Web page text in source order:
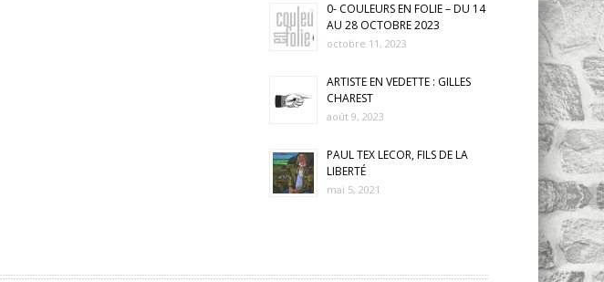
0- COULEURS EN FOLIE – DU 14
AU 28 OCTOBRE 2023
octobre 11, 2023
ARTISTE EN VEDETTE : GILLES
CHAREST
août 9, 2023
PAUL TEX LECOR, FILS DE LA
LIBERTÉ
mai 5, 2021